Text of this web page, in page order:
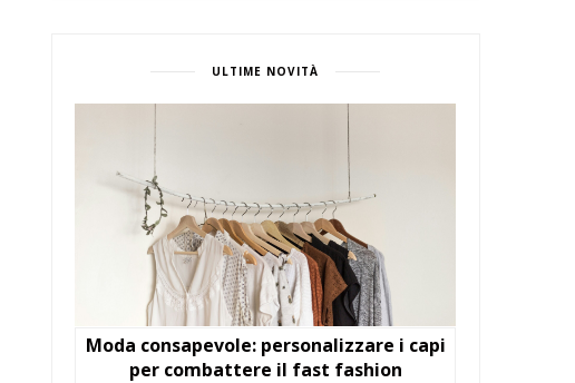
ULTIME NOVITÀ
Moda consapevole: personalizzare i capi
per combattere il fast fashion